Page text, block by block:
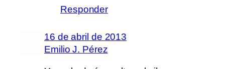
Responder
16 de abril de 2013
Emilio J. Pérez